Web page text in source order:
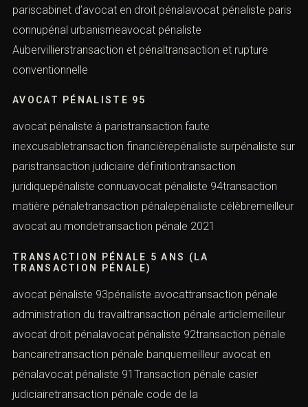
pariscabinet d’avocat en droit pénalavocat pénaliste paris
connupénal urbanismeavocat pénaliste
Aubervillierstransaction et pénaltransaction et rupture
conventionnelle
AVOCAT PÉNALISTE 95
avocat pénaliste à paristransaction faute
inexcusabletransaction financièrepénaliste surpénaliste sur
paristransaction judiciaire définitiontransaction
juridiquepénaliste connuavocat pénaliste 94transaction
matière pénaletransaction pénalepénaliste célèbremeilleur
avocat au mondetransaction pénale 2021
TRANSACTION PÉNALE 5 ANS (LA
TRANSACTION PÉNALE)
avocat pénaliste 93pénaliste avocattransaction pénale
administration du travailtransaction pénale articlemeilleur
avocat droit pénalavocat pénaliste 92transaction pénale
bancairetransaction pénale banquemeilleur avocat en
pénalavocat pénaliste 91Transaction pénale casier
judiciairetransaction pénale code de la